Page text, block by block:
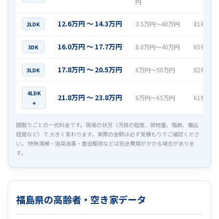
円
2LDK 12.6万円 〜 14.3万円 3.5万円〜40万円 81社
3DK 16.0万円 〜 17.7万円 8.0万円〜40万円 65社
3LDK 17.8万円 〜 20.5万円 6万円〜50万円 82社
4LDK
+
21.8万円 〜 23.8万円 6万円〜65万円 61社
間取りごとの一式料金です。現場の状況（汚損の程度、荷物量、階数、搬出
経路など）で 大きく変わります。実際の金額は必ず見積もりでご確認くださ
い。 特殊清掃・消臭消毒・害虫駆除などは別途費用がかかる場合がありま
す。
福島県の高齢者・空き家データ